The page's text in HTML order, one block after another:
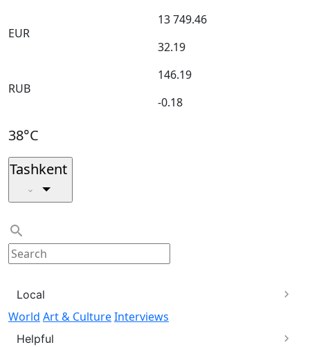
EUR
13 749.46
32.19
RUB
146.19
-0.18
38°C
Tashkent
Local
World Art & CultureInterviews
Helpful